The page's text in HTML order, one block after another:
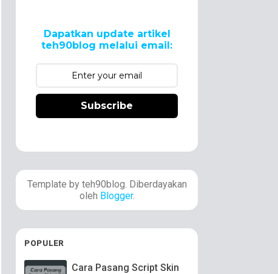
Dapatkan update artikel
teh90blog melalui email:
Subscribe
Template by teh90blog. Diberdayakan
oleh Blogger.
POPULER
Cara Pasang Script Skin